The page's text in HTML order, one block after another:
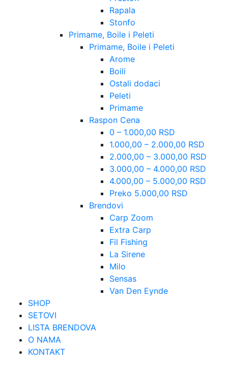
Rapala
Stonfo
Primame, Boile i Peleti
Primame, Boile i Peleti
Arome
Boili
Ostali dodaci
Peleti
Primame
Raspon Cena
0 – 1.000,00 RSD
1.000,00 – 2.000,00 RSD
2.000,00 – 3.000,00 RSD
3.000,00 – 4.000,00 RSD
4.000,00 – 5.000,00 RSD
Preko 5.000,00 RSD
Brendovi
Carp Zoom
Extra Carp
Fil Fishing
La Sirene
Milo
Sensas
Van Den Eynde
SHOP
SETOVI
LISTA BRENDOVA
O NAMA
KONTAKT